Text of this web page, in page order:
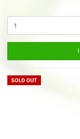
SOLD OUT